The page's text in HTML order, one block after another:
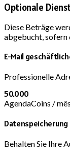
Optionale
Diese Beträge
abgebucht, sofern
E-Mail
Professionelle
50.000
AgendaCoins / mês
Datenspeicherung
Behalten Sie Ihre